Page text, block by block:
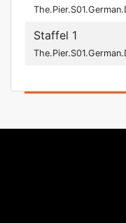
Staffel 1